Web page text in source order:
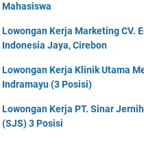
Mahasiswa
Lowongan Kerja Marketing CV.
Indonesia Jaya, Cirebon
Lowongan Kerja Klinik Utama
Indramayu (3 Posisi)
Lowongan Kerja PT. Sinar
(SJS) 3 Posisi